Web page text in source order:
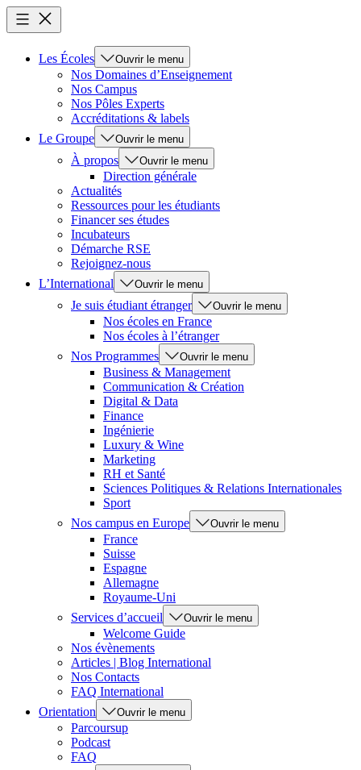
Les Écoles Ouvrir le menu
Nos Domaines d’Enseignement
Nos Campus
Nos Pôles Experts
Accréditations & labels
Le Groupe
Ouvrir le menu
À propos Ouvrir le menu
Direction générale
Actualités
Ressources pour les étudiants
Financer ses études
Incubateurs
Démarche RSE
Rejoignez-nous
L’International
Ouvrir le menu
Je suis étudiant étranger Ouvrir le menu
Nos écoles en France
Nos écoles à l’étranger
Nos Programmes
Ouvrir le menu
Business & Management
Communication & Création
Digital & Data
Finance
Ingénierie
Luxury & Wine
Marketing
RH et Santé
Sciences Politiques & Relations Internationales
Sport
Nos campus en Europe
Ouvrir le menu
France
Suisse
Espagne
Allemagne
Royaume-Uni
Services d’accueil
Ouvrir le menu
Welcome Guide
Nos évènements
Articles | Blog International
Nos Contacts
FAQ International
Orientation
Ouvrir le menu
Parcoursup
Podcast
FAQ